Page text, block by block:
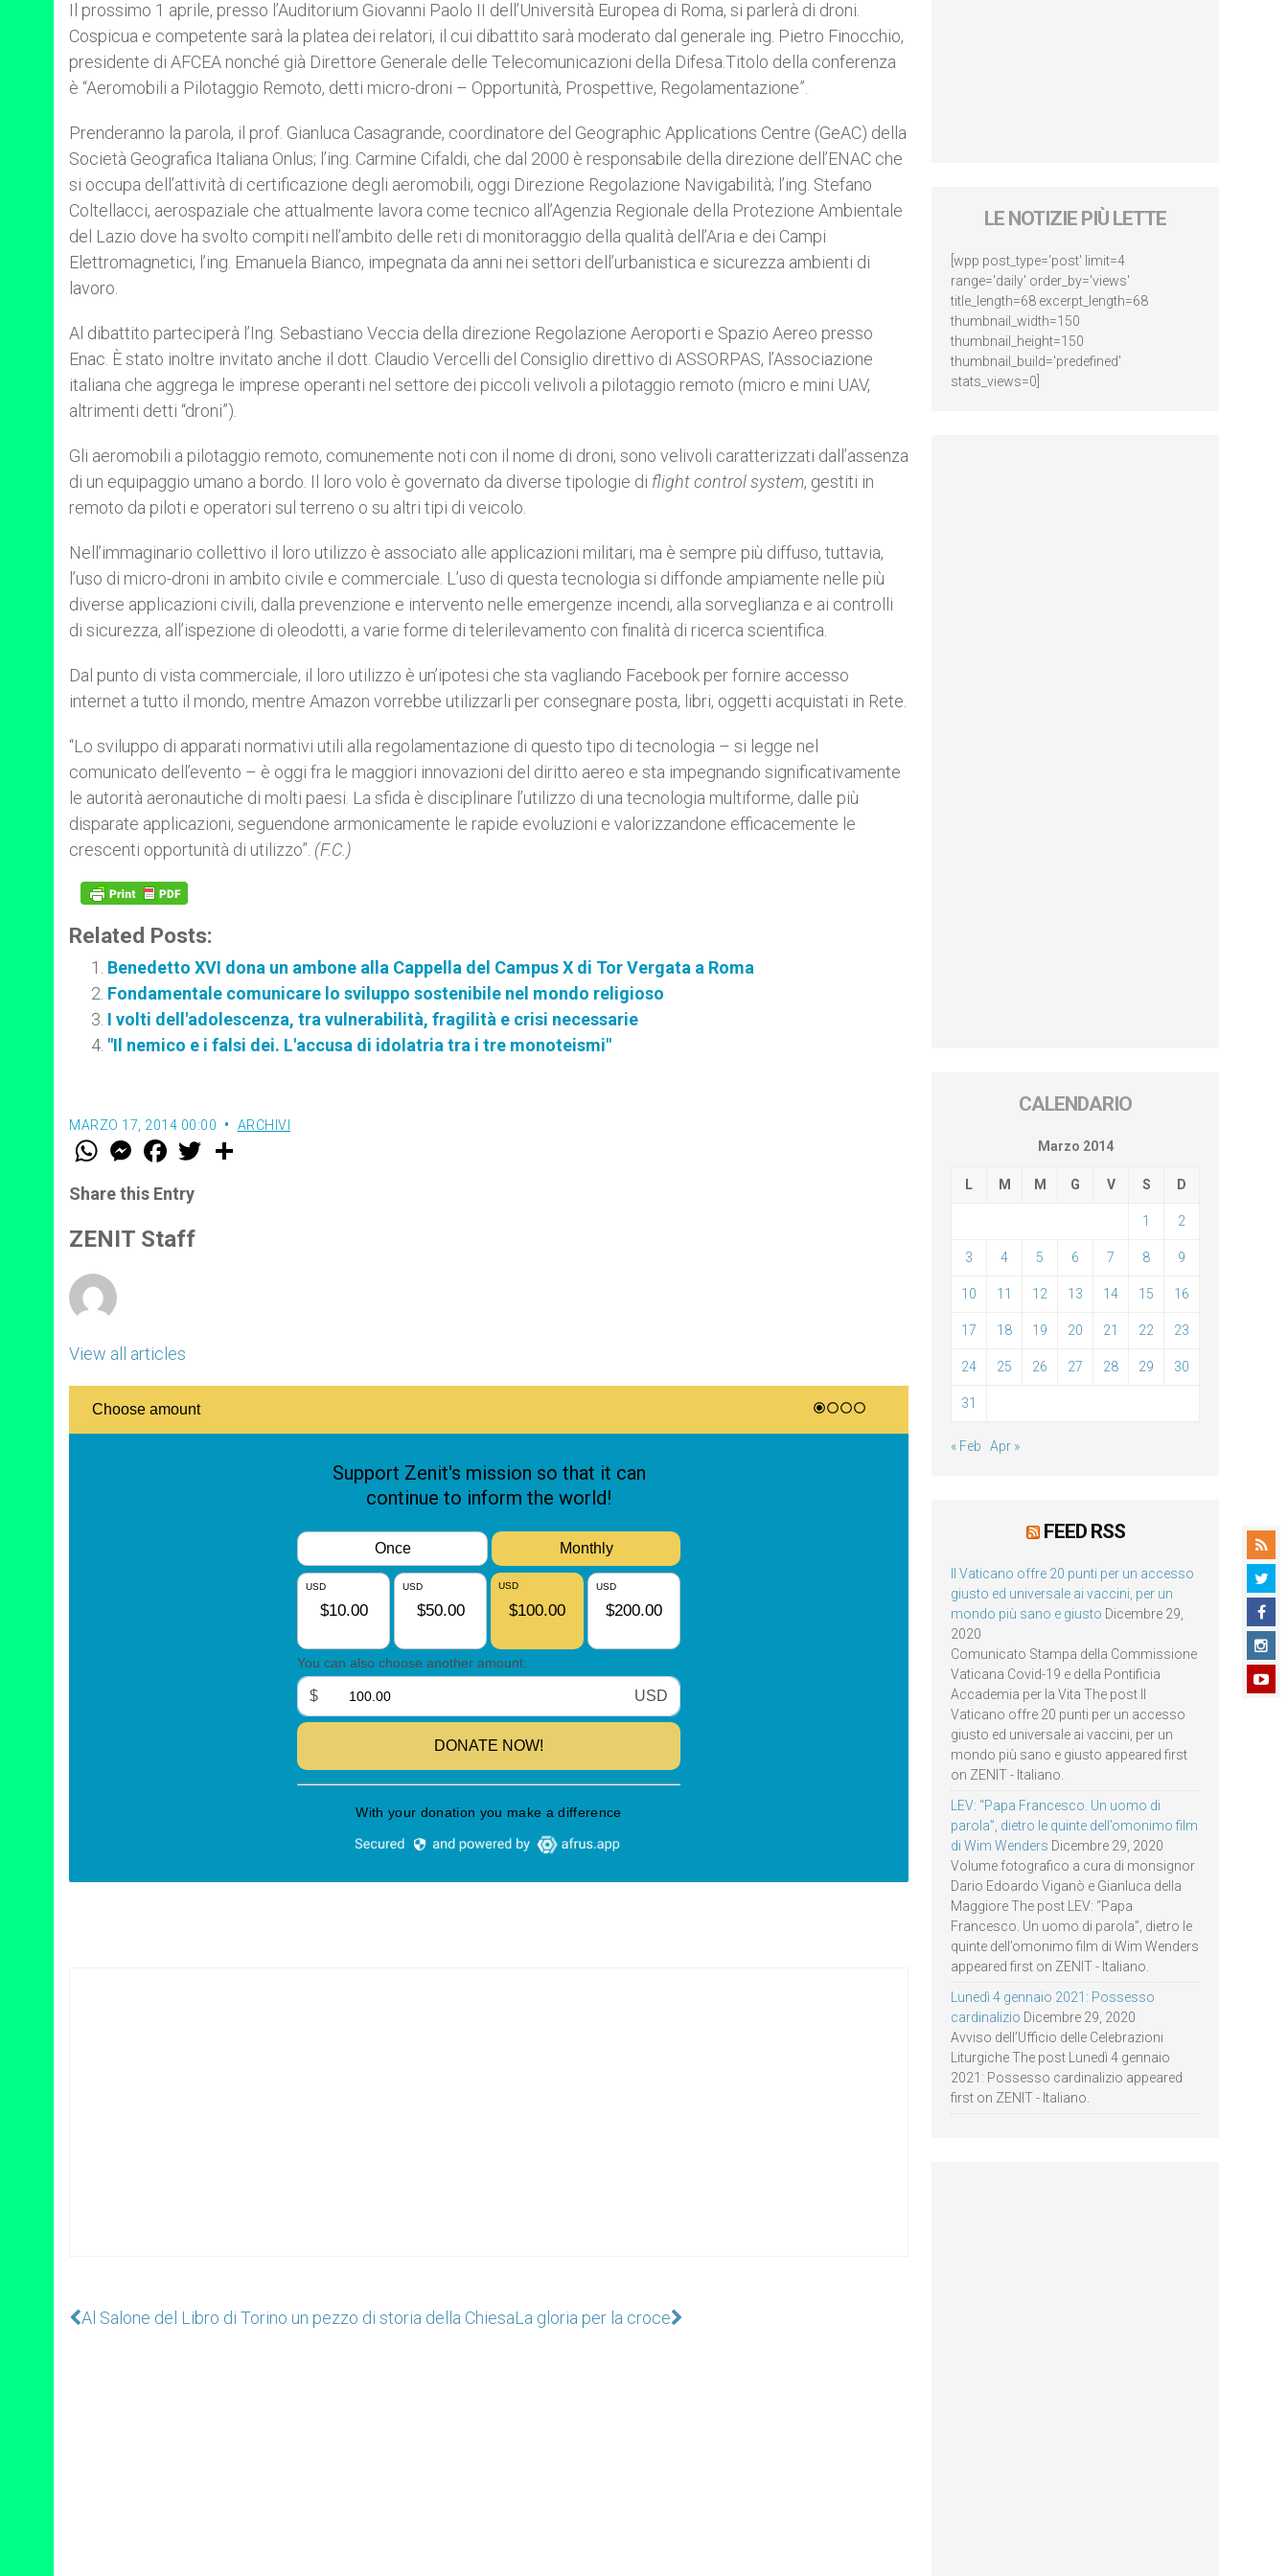
p
p
g
e
r
o
k
r
Il prossimo 1 aprile, presso l’Auditorium Giovanni Paolo II dell’Università Europea di Roma, si parlerà di droni.
Cospicua e competente sarà la platea dei relatori, il cui dibattito sarà moderato dal generale ing. Pietro Finocchio,
presidente di AFCEA nonché già Direttore Generale delle Telecomunicazioni della Difesa.Titolo della conferenza
è “Aeromobili a Pilotaggio Remoto, detti micro-droni – Opportunità, Prospettive, Regolamentazione”.
Prenderanno la parola, il prof. Gianluca Casagrande, coordinatore del Geographic Applications Centre (GeAC) della
Società Geografica Italiana Onlus; l’ing. Carmine Cifaldi, che dal 2000 è responsabile della direzione dell’ENAC che
si occupa dell’attività di certificazione degli aeromobili, oggi Direzione Regolazione Navigabilità; l’ing. Stefano
Coltellacci, aerospaziale che attualmente lavora come tecnico all’Agenzia Regionale della Protezione Ambientale
del Lazio dove ha svolto compiti nell’ambito delle reti di monitoraggio della qualità dell’Aria e dei Campi
Elettromagnetici, l’ing. Emanuela Bianco, impegnata da anni nei settori dell’urbanistica e sicurezza ambienti di
lavoro.
Al dibattito parteciperà l’Ing. Sebastiano Veccia della direzione Regolazione Aeroporti e Spazio Aereo presso
Enac. È stato inoltre invitato anche il dott. Claudio Vercelli del Consiglio direttivo di ASSORPAS, l’Associazione
italiana che aggrega le imprese operanti nel settore dei piccoli velivoli a pilotaggio remoto (micro e mini UAV,
altrimenti detti “droni”).
Gli aeromobili a pilotaggio remoto, comunemente noti con il nome di droni, sono velivoli caratterizzati dall’assenza
di un equipaggio umano a bordo. Il loro volo è governato da diverse tipologie di flight control system, gestiti in
remoto da piloti e operatori sul terreno o su altri tipi di veicolo.
Nell’immaginario collettivo il loro utilizzo è associato alle applicazioni militari, ma è sempre più diffuso, tuttavia,
l’uso di micro-droni in ambito civile e commerciale. L’uso di questa tecnologia si diffonde ampiamente nelle più
diverse applicazioni civili, dalla prevenzione e intervento nelle emergenze incendi, alla sorveglianza e ai controlli
di sicurezza, all’ispezione di oleodotti, a varie forme di telerilevamento con finalità di ricerca scientifica.
Dal punto di vista commerciale, il loro utilizzo è un’ipotesi che sta vagliando Facebook per fornire accesso
internet a tutto il mondo, mentre Amazon vorrebbe utilizzarli per consegnare posta, libri, oggetti acquistati in Rete.
“Lo sviluppo di apparati normativi utili alla regolamentazione di questo tipo di tecnologia – si legge nel
comunicato dell’evento – è oggi fra le maggiori innovazioni del diritto aereo e sta impegnando significativamente
le autorità aeronautiche di molti paesi. La sfida è disciplinare l’utilizzo di una tecnologia multiforme, dalle più
disparate applicazioni, seguendone armonicamente le rapide evoluzioni e valorizzandone efficacemente le
crescenti opportunità di utilizzo”. (F.C.)
Related Posts:
Benedetto XVI dona un ambone alla Cappella del Campus X di Tor Vergata a Roma
Fondamentale comunicare lo sviluppo sostenibile nel mondo religioso
I volti dell'adolescenza, tra vulnerabilità, fragilità e crisi necessarie
"Il nemico e i falsi dei. L'accusa di idolatria tra i tre monoteismi"
MARZO 17, 2014 00:00 ARCHIVI
W
t
s
p
p
M
e
s
e
g
e
F
a
e
b
o
k
w
Share this Entry
ZENIT Staff
View all articles
Al Salone del Libro di Torino un pezzo di storia della ChiesaLa gloria per la croce
LE NOTIZIE PIÙ LETTE
[wpp post_type='post' limit=4
range='daily' order_by='views'
title_length=68 excerpt_length=68
thumbnail_width=150
thumbnail_height=150
thumbnail_build='predefined'
stats_views=0]
CALENDARIO
Marzo 2014
L M M G V S D
1 2
3 4 5 6 7 8 9
10 11 12 13 14 15 16
17 18 19 20 21 22 23
24 25 26 27 28 29 30
31
« Feb Apr »
FEED RSS
Il Vaticano offre 20 punti per un accesso
giusto ed universale ai vaccini, per un
mondo più sano e giusto Dicembre 29,
2020
Comunicato Stampa della Commissione
Vaticana Covid-19 e della Pontificia
Accademia per la Vita The post Il
Vaticano offre 20 punti per un accesso
giusto ed universale ai vaccini, per un
mondo più sano e giusto appeared first
on ZENIT - Italiano.
LEV: “Papa Francesco. Un uomo di
parola”, dietro le quinte dell’omonimo film
di Wim Wenders Dicembre 29, 2020
Volume fotografico a cura di monsignor
Dario Edoardo Viganò e Gianluca della
Maggiore The post LEV: “Papa
Francesco. Un uomo di parola”, dietro le
quinte dell’omonimo film di Wim Wenders
appeared first on ZENIT - Italiano.
Lunedì 4 gennaio 2021: Possesso
cardinalizio Dicembre 29, 2020
Avviso dell’Ufficio delle Celebrazioni
Liturgiche The post Lunedì 4 gennaio
2021: Possesso cardinalizio appeared
first on ZENIT - Italiano.